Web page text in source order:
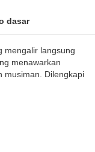
dasar
mengalir langsung
menawarkan
musiman. Dilengkapi